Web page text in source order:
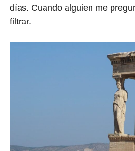
días. Cuando alguien me
filtrar.